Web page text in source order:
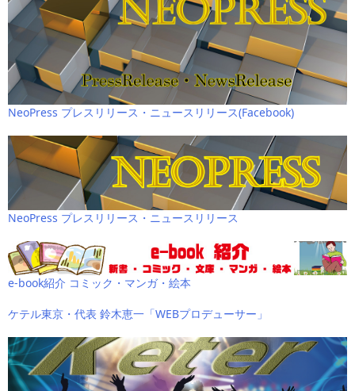
NeoPress プレスリリース・ニュースリリース(Facebook)
NeoPress プレスリリース・ニュースリリース
e-book紹介 コミック・マンガ・絵本
ケテル東京・代表 鈴木恵一「WEBプロデューサー」